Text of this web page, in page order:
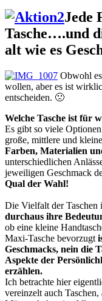
Jede
Tasche….und
alt wie es
Obwohl
wollen, aber es ist
entscheiden. 🙁
Welche Tasche ist für
Es gibt so viele
große, mittlere und
Farben, Materialien
unterschiedlichen
jeweiligen Geschmack
Qual der Wahl!
Die Vielfalt der Taschen
durchaus ihre
ob eine kleine
Maxi-Tasche bevorzugt
Geschmacks, nein die
Aspekte der
erzählen.
Ich betrachte hier
vereinzelt auch